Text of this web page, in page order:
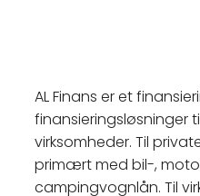
AL Finans er et
finansieringsløsninger
virksomheder. Til
primært med bil-,
campingvognlån. Til